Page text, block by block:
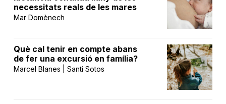
necessitats reals de les mares
Mar Domènech
Què cal tenir en compte abans
de fer una excursió en família?
Marcel Blanes | Santi Sotos